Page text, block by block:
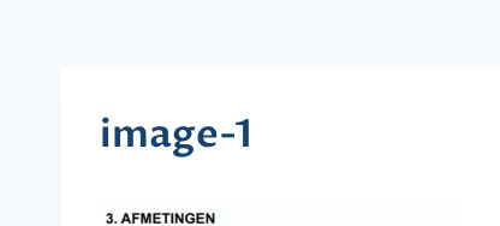
image-1